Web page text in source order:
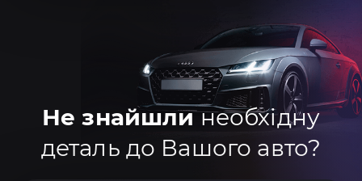
Не знайшлинеобхідну
деталь до Вашого авто?